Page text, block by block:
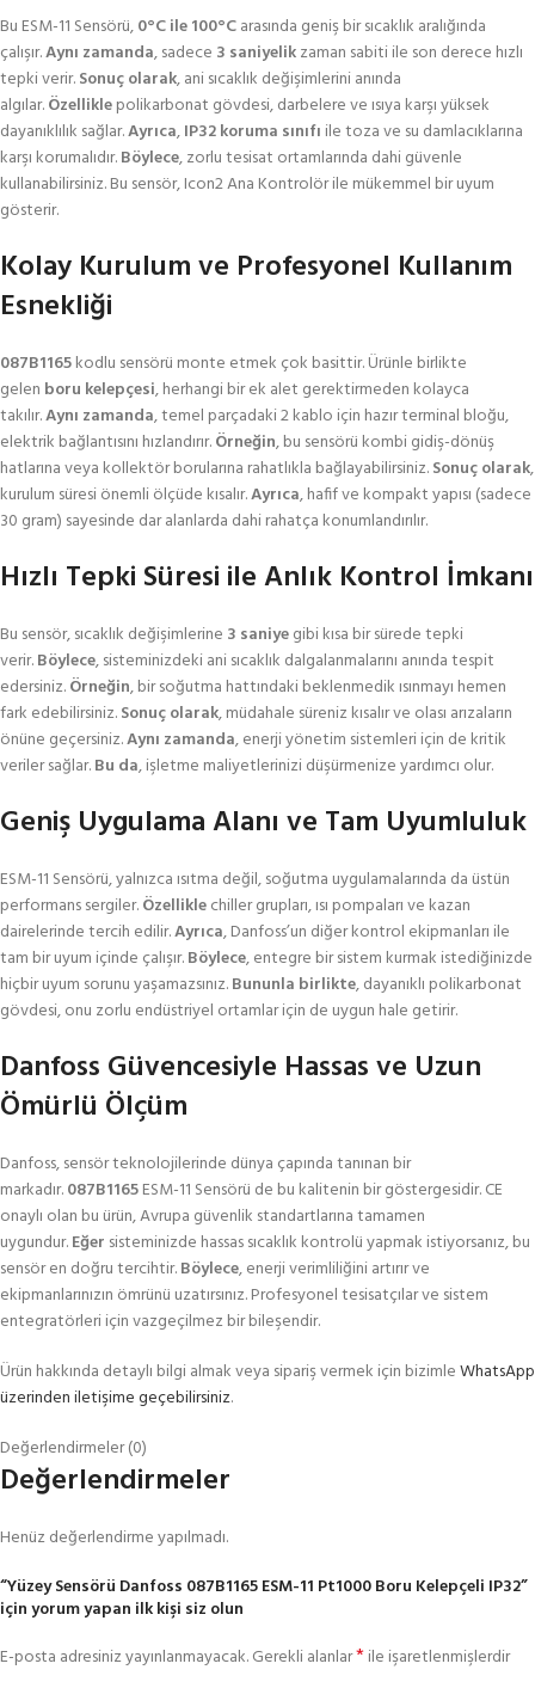
Bu ESM-11 Sensörü,0°C ile 100°Carasında geniş bir sıcaklık aralığında
çalışır.Aynı zamanda, sadece 3 saniyelikzaman sabiti ile son derece hızlı
tepki verir.Sonuç olarak, ani sıcaklık değişimlerini anında
algılar.Özelliklepolikarbonat gövdesi, darbelere ve ısıya karşı yüksek
dayanıklılık sağlar.Ayrıca,IP32 koruma sınıfı ile toza ve su damlacıklarına
karşı korumalıdır.Böylece, zorlu tesisat ortamlarında dahi güvenle
kullanabilirsiniz. Bu sensör, Icon2 Ana Kontrolör ile mükemmel bir uyum
gösterir.
Kolay Kurulum ve Profesyonel Kullanım
Esnekliği
087B1165kodlu sensörü monte etmek çok basittir. Ürünle birlikte
gelen boru kelepçesi, herhangi bir ek alet gerektirmeden kolayca
takılır.Aynı zamanda, temel parçadaki 2 kablo için hazır terminal bloğu,
elektrik bağlantısını hızlandırır.Örneğin, bu sensörü kombi gidiş-dönüş
hatlarına veya kollektör borularına rahatlıkla bağlayabilirsiniz.Sonuç olarak,
kurulum süresi önemli ölçüde kısalır.Ayrıca, hafif ve kompakt yapısı (sadece
30 gram) sayesinde dar alanlarda dahi rahatça konumlandırılır.
Hızlı Tepki Süresi ile Anlık Kontrol İmkanı
Bu sensör, sıcaklık değişimlerine 3 saniyegibi kısa bir sürede tepki
verir.Böylece, sisteminizdeki ani sıcaklık dalgalanmalarını anında tespit
edersiniz.Örneğin, bir soğutma hattındaki beklenmedik ısınmayı hemen
fark edebilirsiniz.Sonuç olarak, müdahale süreniz kısalır ve olası arızaların
önüne geçersiniz.Aynı zamanda, enerji yönetim sistemleri için de kritik
veriler sağlar.Bu da, işletme maliyetlerinizi düşürmenize yardımcı olur.
Geniş Uygulama Alanı ve Tam Uyumluluk
ESM-11 Sensörü, yalnızca ısıtma değil, soğutma uygulamalarında da üstün
performans sergiler.Özelliklechiller grupları, ısı pompaları ve kazan
dairelerinde tercih edilir.Ayrıca, Danfoss’un diğer kontrol ekipmanları ile
tam bir uyum içinde çalışır.Böylece, entegre bir sistem kurmak istediğinizde
hiçbir uyum sorunu yaşamazsınız.Bununla birlikte, dayanıklı polikarbonat
gövdesi, onu zorlu endüstriyel ortamlar için de uygun hale getirir.
Danfoss Güvencesiyle Hassas ve Uzun
Ömürlü Ölçüm
Danfoss, sensör teknolojilerinde dünya çapında tanınan bir
markadır.087B1165ESM-11 Sensörü de bu kalitenin bir göstergesidir. CE
onaylı olan bu ürün, Avrupa güvenlik standartlarına tamamen
uygundur.Eğer sisteminizde hassas sıcaklık kontrolü yapmak istiyorsanız, bu
sensör en doğru tercihtir.Böylece, enerji verimliliğini artırır ve
ekipmanlarınızın ömrünü uzatırsınız. Profesyonel tesisatçılar ve sistem
entegratörleri için vazgeçilmez bir bileşendir.
Ürün hakkında detaylı bilgi almak veya sipariş vermek için bizimleWhatsApp
üzerinden iletişime geçebilirsiniz.
Değerlendirmeler (0)
Değerlendirmeler
Henüz değerlendirme yapılmadı.
“Yüzey Sensörü Danfoss 087B1165 ESM-11 Pt1000 Boru Kelepçeli IP32”
için yorum yapan ilk kişi siz olun
E-posta adresiniz yayınlanmayacak.Gerekli alanlar*ile işaretlenmişlerdir